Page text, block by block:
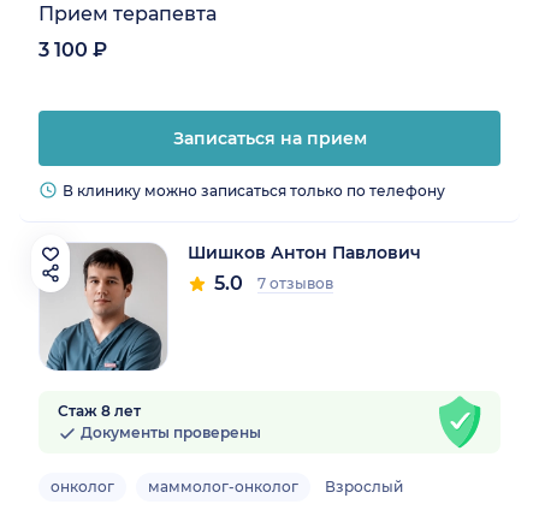
Прием терапевта
3 100 ₽
Записаться на прием
В клинику можно записаться только по телефону
Шишков Антон Павлович
5.0 7 отзывов
Стаж 8 лет
Документы проверены
онколог маммолог-онколог Взрослый